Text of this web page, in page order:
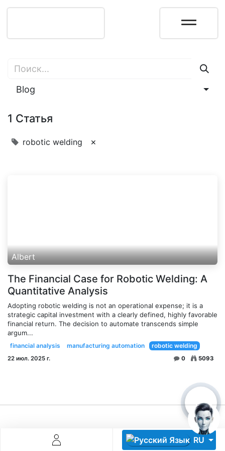
RU
Blog
1 Статья
robotic welding ×
Albert
The Financial Case for Robotic Welding: A
Quantitative Analysis
Adopting robotic welding is not an operational expense; it is a
strategic capital investment with a clearly defined, highly favorable
financial return. The decision to automate transcends simple
argum...
financial analysis manufacturing automation robotic welding
22 июл. 2025 г. 0 5093
Descoperă RiA Ecosystem
Monitorizare în timp real și analiză date
soluție